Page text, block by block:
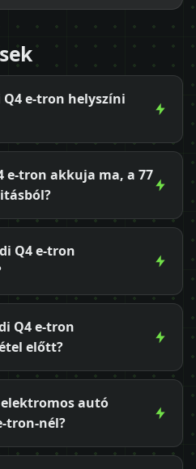
e-tron helyszíni
e-tron akkuja ma, a 77
Q4 e-tron
Q4 e-tron
előtt?
autó
tron-nél?